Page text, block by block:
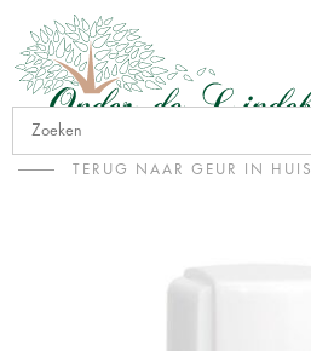
TERUG NAAR GEUR IN HUIS